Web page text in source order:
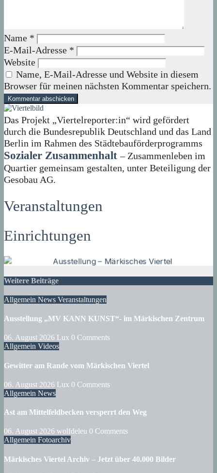
Name *
E-Mail-Adresse *
Website
Name, E-Mail-Adresse und Website in diesem
Browser für meinen nächsten Kommentar speichern.
Das Projekt „Viertelreporter:in“ wird gefördert
durch die Bundesrepublik Deutschland und das Land
Berlin im Rahmen des Städtebauförderprogramms
Sozialer Zusammenhalt – Zusammenleben im
Quartier gemeinsam gestalten, unter Beteiligung der
Gesobau AG.
Veranstaltungen
Einrichtungen
Weitere Beiträge
Allgemein News Veranstaltungen
Ausstellung „MV KANN KUNST“- im Märkischen Zentrum
06. August 2026 Lux 0 Comments
Allgemein Videos
Gewitter am Rande vom Märkischen Viertel
06. August 2026 Lux 0 Comments
Allgemein News
Ast am Mittelfeldbecken versperrt den Weg
06. August 2026 wolfdeleu 0 Comments
Allgemein Fotoarchiv
Märkisches Viertel Archiv – Jetzt über 40.000 Bilder